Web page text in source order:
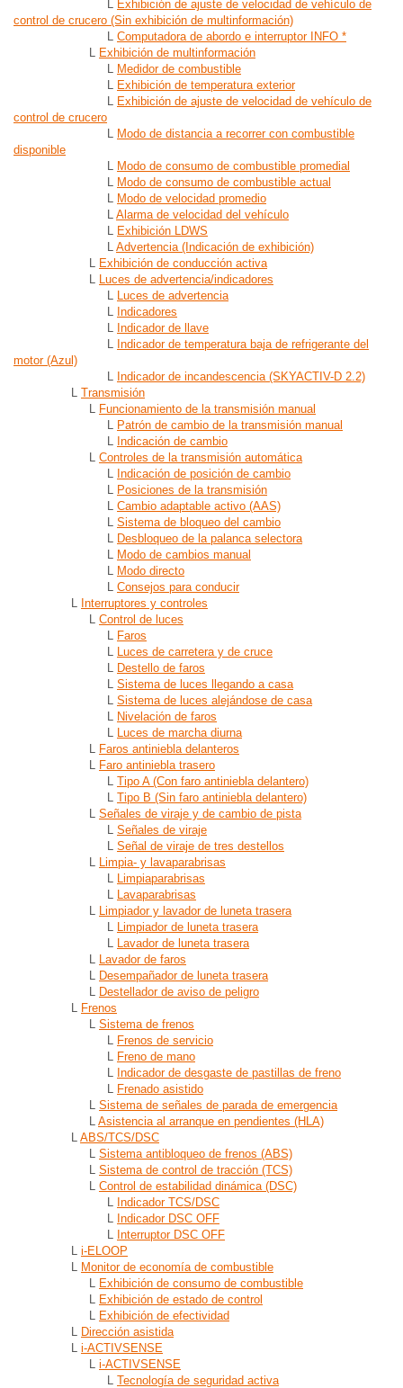
L Exhibición de ajuste de velocidad de vehículo de
control de crucero (Sin exhibición de multinformación)
L Computadora de abordo e interruptor INFO *
L Exhibición de multinformación
L Medidor de combustible
L Exhibición de temperatura exterior
L Exhibición de ajuste de velocidad de vehículo de
control de crucero
L Modo de distancia a recorrer con combustible
disponible
L Modo de consumo de combustible promedial
L Modo de consumo de combustible actual
L Modo de velocidad promedio
L Alarma de velocidad del vehículo
L Exhibición LDWS
L Advertencia (Indicación de exhibición)
L Exhibición de conducción activa
L Luces de advertencia/indicadores
L Luces de advertencia
L Indicadores
L Indicador de llave
L Indicador de temperatura baja de refrigerante del
motor (Azul)
L Indicador de incandescencia (SKYACTIV-D 2.2)
L Transmisión
L Funcionamiento de la transmisión manual
L Patrón de cambio de la transmisión manual
L Indicación de cambio
L Controles de la transmisión automática
L Indicación de posición de cambio
L Posiciones de la transmisión
L Cambio adaptable activo (AAS)
L Sistema de bloqueo del cambio
L Desbloqueo de la palanca selectora
L Modo de cambios manual
L Modo directo
L Consejos para conducir
L Interruptores y controles
L Control de luces
L Faros
L Luces de carretera y de cruce
L Destello de faros
L Sistema de luces llegando a casa
L Sistema de luces alejándose de casa
L Nivelación de faros
L Luces de marcha diurna
L Faros antiniebla delanteros
L Faro antiniebla trasero
L Tipo A (Con faro antiniebla delantero)
L Tipo B (Sin faro antiniebla delantero)
L Señales de viraje y de cambio de pista
L Señales de viraje
L Señal de viraje de tres destellos
L Limpia- y lavaparabrisas
L Limpiaparabrisas
L Lavaparabrisas
L Limpiador y lavador de luneta trasera
L Limpiador de luneta trasera
L Lavador de luneta trasera
L Lavador de faros
L Desempañador de luneta trasera
L Destellador de aviso de peligro
L Frenos
L Sistema de frenos
L Frenos de servicio
L Freno de mano
L Indicador de desgaste de pastillas de freno
L Frenado asistido
L Sistema de señales de parada de emergencia
L Asistencia al arranque en pendientes (HLA)
L ABS/TCS/DSC
L Sistema antibloqueo de frenos (ABS)
L Sistema de control de tracción (TCS)
L Control de estabilidad dinámica (DSC)
L Indicador TCS/DSC
L Indicador DSC OFF
L Interruptor DSC OFF
L i-ELOOP
L Monitor de economía de combustible
L Exhibición de consumo de combustible
L Exhibición de estado de control
L Exhibición de efectividad
L Dirección asistida
L i-ACTIVSENSE
L i-ACTIVSENSE
L Tecnología de seguridad activa